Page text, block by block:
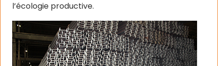
l’écologie productive.